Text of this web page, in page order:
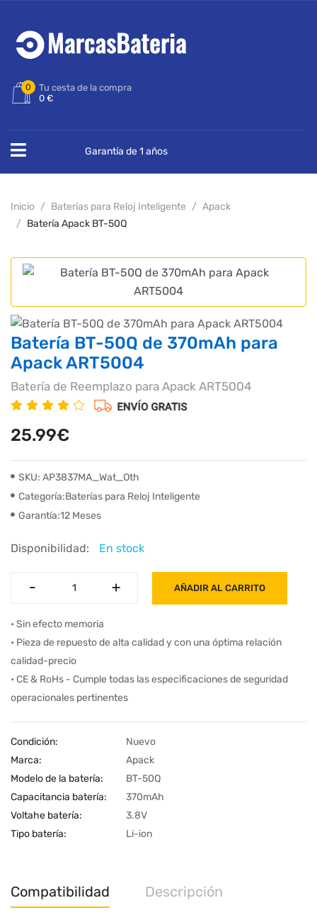
0
Tu cesta de la compra
0 €
Garantía de 1 años
Inicio Baterías para Reloj Inteligente
Apack
Batería Apack BT-50Q
Batería BT-50Q de 370mAh para
Apack ART5004
Batería de Reemplazo para Apack ART5004
25.99€
SKU: AP3837MA_Wat_Oth
Categoría:Baterías para Reloj Inteligente
Garantía:12 Meses
Disponibilidad: En stock
- +
- + AÑADIR AL CARRITO
• Sin efecto memoria
• Pieza de repuesto de alta calidad y con una óptima relación
calidad-precio
• CE & RoHs - Cumple todas las especificaciones de seguridad
operacionales pertinentes
Condición:
Nuevo
Marca:
Apack
Modelo de la batería:
BT-50Q
Capacitancia batería:
370mAh
Voltahe batería:
3.8V
Tipo batería:
Li-ion
Compatibilidad Descripción